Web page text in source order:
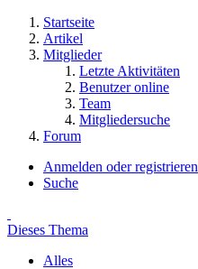
Startseite
Artikel
Mitglieder
Letzte Aktivitäten
Benutzer online
Team
Mitgliedersuche
Forum
Anmelden oder registrieren
Suche
Dieses Thema
Alles